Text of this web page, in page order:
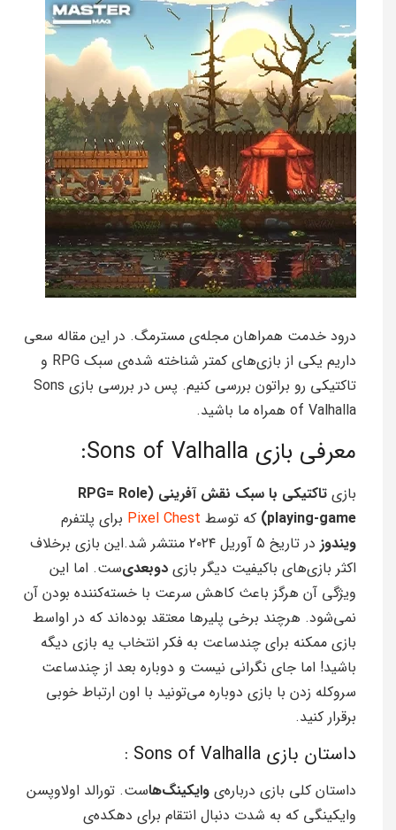
درود خدمت همراهان مجله‌ی مسترمگ. در این مقاله سعی
داریم یکی از بازی‌های کمتر شناخته‌ شده‌ی سبک RPG و
تاکتیکی رو براتون بررسی کنیم. پس در بررسی بازی Sons
of Valhalla همراه ما باشید.
معرفی بازی Sons of Valhalla:
بازی
تاکتیکی با سبک نقش آفرینی (RPG= Role
playing-game) که توسط Pixel Chest برای پلتفرم
ویندوز
در تاریخ ۵ آوریل ٢٠۲۴ منتشر شد.این بازی برخلاف
اکثر بازی‌های باکیفیت دیگر بازی دوبعدی‌ست. اما این
ویژگی آن هرگز باعث کاهش سرعت با خسته‌کننده بودن آن
نمی‌شود. هرچند برخی پلیرها معتقد بوده‌اند که در اواسط
بازی ممکنه برای چندساعت به فکر انتخاب یه بازی دیگه
باشید! اما جای نگرانی نیست و دوباره بعد از چندساعت
سروکله زدن با بازی دوباره می‌تونید با اون ارتباط خوبی
برقرار کنید.
داستان بازی Sons of Valhalla :
داستان کلی بازی درباره‌ی وایکینگ‌هاست. تورالد اولاوپسن
وایکینگی که به شدت دنبال انتقام برای دهکده‌ی